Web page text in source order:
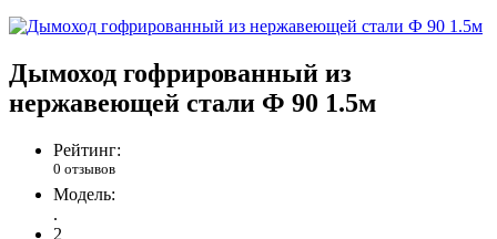
Дымоход гофрированный из
нержавеющей стали Ф 90 1.5м
Рейтинг:
0 отзывов
Модель:
.
2